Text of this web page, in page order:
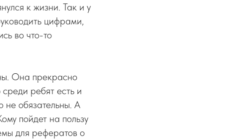
к жизни. Так и у
цифрами,
во что-то
Она прекрасно
ребят есть и
не обязательны. А
пойдет на пользу
для рефератов о